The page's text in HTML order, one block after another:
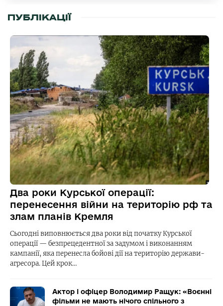
ПУБЛІКАЦІЇ
Два роки Курської операції:
перенесення війни на територію рф та
злам планів Кремля
Сьогодні виповнюється два роки від початку Курської
операції — безпрецедентної за задумом і виконанням
кампанії, яка перенесла бойові дії на територію держави-
агресора. Цей крок…
Актор і офіцер Володимир Ращук: «Воєнні
фільми не мають нічого спільного з